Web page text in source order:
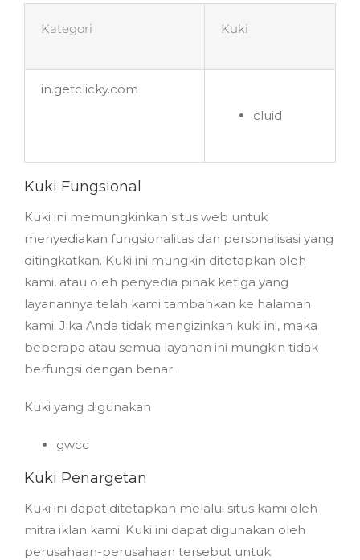
Kategori Kuki
in.getclicky.com
cluid
Kuki Fungsional
Kuki ini memungkinkan situs web untuk
menyediakan fungsionalitas dan personalisasi yang
ditingkatkan. Kuki ini mungkin ditetapkan oleh
kami, atau oleh penyedia pihak ketiga yang
layanannya telah kami tambahkan ke halaman
kami. Jika Anda tidak mengizinkan kuki ini, maka
beberapa atau semua layanan ini mungkin tidak
berfungsi dengan benar.
Kuki yang digunakan
gwcc
Kuki Penargetan
Kuki ini dapat ditetapkan melalui situs kami oleh
mitra iklan kami. Kuki ini dapat digunakan oleh
perusahaan-perusahaan tersebut untuk